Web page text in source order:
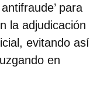
para
la adjudicación
evitando así
en